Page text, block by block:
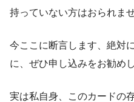
持っていない方はおられま
今ここに断言します、絶対
に、ぜひ申し込みをお勧め
実は私自身、このカードの